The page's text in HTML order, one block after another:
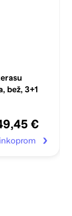
bež, 3+1
€